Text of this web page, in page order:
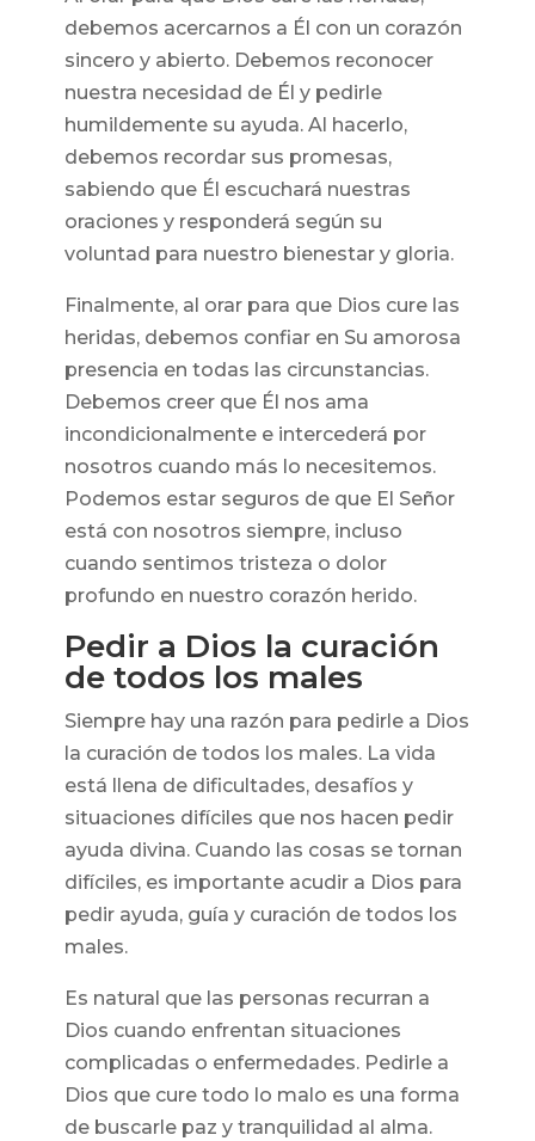
debemos acercarnos a Él con un corazón
sincero y abierto. Debemos reconocer
nuestra necesidad de Él y pedirle
humildemente su ayuda. Al hacerlo,
debemos recordar sus promesas,
sabiendo que Él escuchará nuestras
oraciones y responderá según su
voluntad para nuestro bienestar y gloria.
Finalmente, al orar para que Dios cure las
heridas, debemos confiar en Su amorosa
presencia en todas las circunstancias.
Debemos creer que Él nos ama
incondicionalmente e intercederá por
nosotros cuando más lo necesitemos.
Podemos estar seguros de que El Señor
está con nosotros siempre, incluso
cuando sentimos tristeza o dolor
profundo en nuestro corazón herido.
Pedir a Dios la curación
de todos los males
Siempre hay una razón para pedirle a Dios
la curación de todos los males. La vida
está llena de dificultades, desafíos y
situaciones difíciles que nos hacen pedir
ayuda divina. Cuando las cosas se tornan
difíciles, es importante acudir a Dios para
pedir ayuda, guía y curación de todos los
males.
Es natural que las personas recurran a
Dios cuando enfrentan situaciones
complicadas o enfermedades. Pedirle a
Dios que cure todo lo malo es una forma
de buscarle paz y tranquilidad al alma.